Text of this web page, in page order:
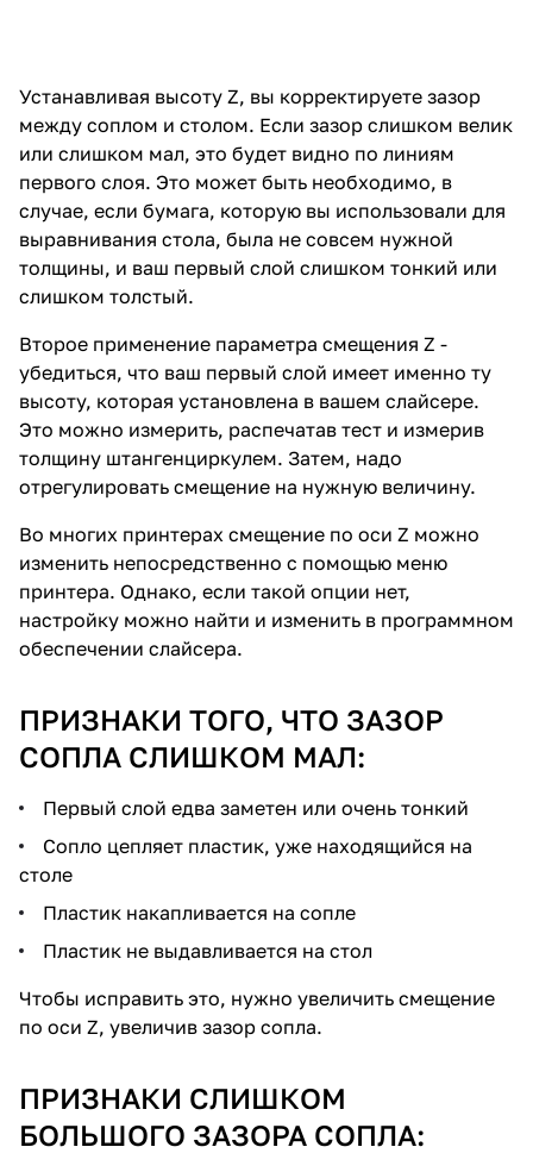
Устанавливая высоту Z, вы корректируете зазор
между соплом и столом. Если зазор слишком велик
или слишком мал, это будет видно по линиям
первого слоя. Это может быть необходимо, в
случае, если бумага, которую вы использовали для
выравнивания стола, была не совсем нужной
толщины, и ваш первый слой слишком тонкий или
слишком толстый.
Второе применение параметра смещения Z -
убедиться, что ваш первый слой имеет именно ту
высоту, которая установлена ​​в вашем слайсере.
Это можно измерить, распечатав тест и измерив
толщину штангенциркулем. Затем, надо
отрегулировать смещение на нужную величину.
Во многих принтерах смещение по оси Z можно
изменить непосредственно с помощью меню
принтера. Однако, если такой опции нет,
настройку можно найти и изменить в программном
обеспечении слайсера.
ПРИЗНАКИ ТОГО, ЧТО ЗАЗОР
СОПЛА СЛИШКОМ МАЛ:
Первый слой едва заметен или очень тонкий
Сопло цепляет пластик, уже находящийся на
столе
Пластик накапливается на сопле
Пластик не выдавливается на стол
Чтобы исправить это, нужно увеличить смещение
по оси Z, увеличив зазор сопла.
ПРИЗНАКИ СЛИШКОМ
БОЛЬШОГО ЗАЗОРА СОПЛА: